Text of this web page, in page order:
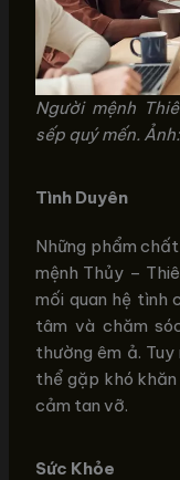
Người mệnh
sếp quý mến.
Tình Duyên
Những phẩm
mệnh Thủy –
mối quan hệ tình
tâm và chăm
thường êm ả.
thể gặp khó
cảm tan vỡ.
Sức Khỏe